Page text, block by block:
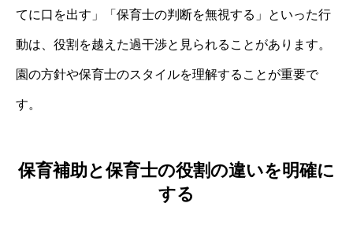
てに口を出す」「保育士の判断を無視する」といった行
動は、役割を越えた過干渉と見られることがあります。
園の方針や保育士のスタイルを理解することが重要で
す。
保育補助と保育士の役割の違いを明確に
する